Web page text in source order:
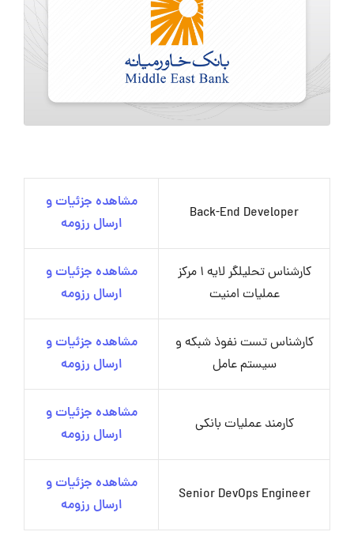
Back-End Developer
مشاهده جزئیات و
ارسال رزومه
کارشناس تحلیلگر لایه 1 مرکز
عملیات امنیت
مشاهده جزئیات و
ارسال رزومه
کارشناس تست نفوذ شبکه و
سیستم عامل
مشاهده جزئیات و
ارسال رزومه
کارمند عملیات بانکی
مشاهده جزئیات و
ارسال رزومه
Senior DevOps Engineer
مشاهده جزئیات و
ارسال رزومه